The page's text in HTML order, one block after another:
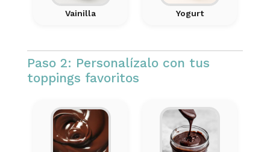
Vainilla Yogurt
Paso 2: Personalízalo con tus
toppings favoritos